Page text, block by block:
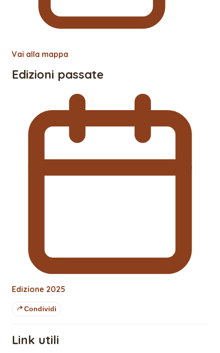
Vai alla mappa
Edizioni passate
Edizione 2025
Condividi
Link utili